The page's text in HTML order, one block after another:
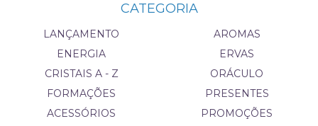
CATEGORIA
LANÇAMENTO
ENERGIA
CRISTAIS A - Z
FORMAÇÕES
ACESSÓRIOS
AROMAS
ERVAS
ORÁCULO
PRESENTES
PROMOÇÕES